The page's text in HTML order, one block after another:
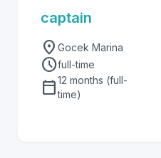
captain
location_on Gocek Marina
schedulefull-time
calendar_today12 months (full-
time)